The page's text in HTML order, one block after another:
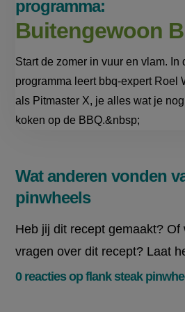
programma:
Buitengewoon
Start de zomer in vuur en vlam. In
programma leert bbq-expert Roel
als Pitmaster X, je alles wat je
koken op de BBQ.&nbsp;
Wat anderen vonden
pinwheels
Heb jij dit recept gemaakt? Of
vragen over dit recept? Laat
0 reacties op flank steak